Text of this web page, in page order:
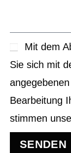
Mit dem
Sie sich mit
Bearbeitung
stimmen
SENDEN